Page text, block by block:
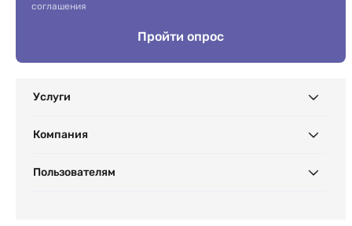
соглашения
Пройти опрос
Услуги
Компания
Пользователям